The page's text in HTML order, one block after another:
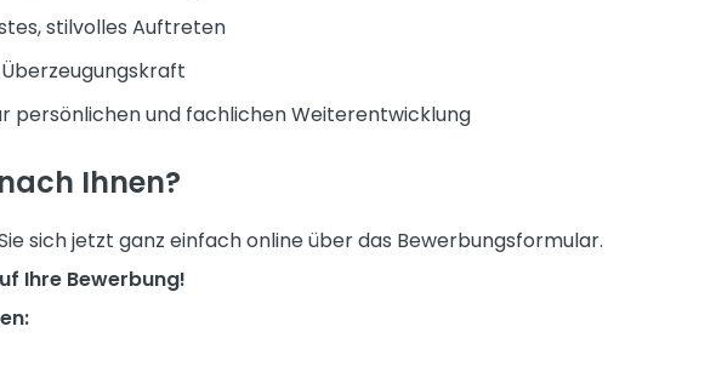
stilvolles Auftreten
persönlichen und fachlichen Weiterentwicklung
Ihnen?
sich jetzt ganz einfach online über das Bewerbungsformular.
Ihre Bewerbung!